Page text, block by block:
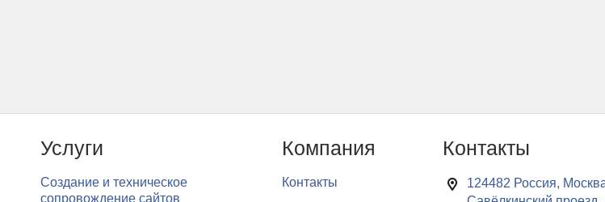
Услуги
Создание и техническое
сопровождение сайтов
Компания
Контакты
Контакты
124482 Россия,